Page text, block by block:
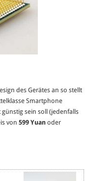
des Gerätes an so stellt
Smartphone
sein soll (jedenfalls
von599 Yuan oder